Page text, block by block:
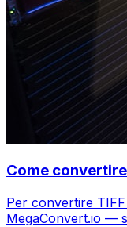
Come convertire
Per convertire
MegaConvert.io —